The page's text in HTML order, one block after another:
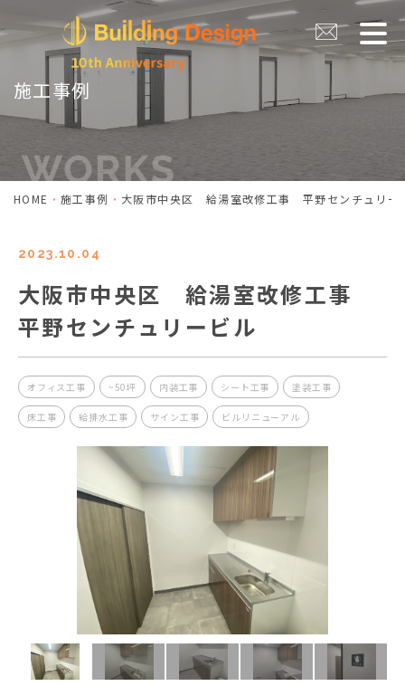
施工事例
HOME 施工事例 大阪市中央区 給湯室改修工事 平野センチュリー
2023.10.04
大阪市中央区 給湯室改修工事
平野センチュリービル
オフィス工事 ~50坪 内装工事 シート工事 塗装工事
床工事 給排水工事 サイン工事 ビルリニューアル